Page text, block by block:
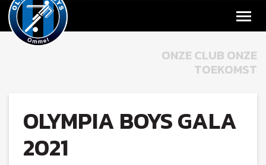
ONZE CLUB ONZE
TOEKOMST
OLYMPIA BOYS GALA
2021